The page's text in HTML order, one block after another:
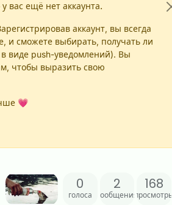
вас ещё нет аккаунта.
аккаунт, вы всегда
и сможете выбирать, получать ли
виде push-уведомлений). Вы
чтобы выразить свою
💗
0
голоса
2
сообщения
168
просмотры